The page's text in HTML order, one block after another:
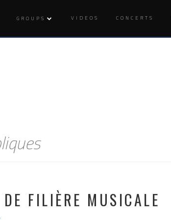
GROUPS VIDEOS CONCERTS
FILIÈRE MUSICALE